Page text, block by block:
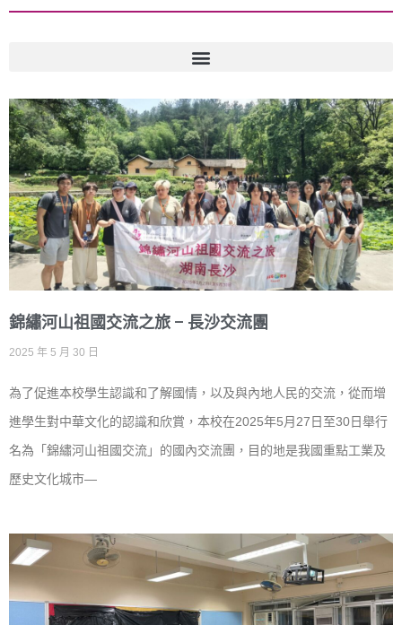
錦繡河山祖國交流之旅 – 長沙交流團
2025 年 5 月 30 日
為了促進本校學生認識和了解國情，以及與內地人民的交流，從而增
進學生對中華文化的認識和欣賞，本校在2025年5月27日至30日舉行
名為「錦繡河山祖國交流」的國內交流團，目的地是我國重點工業及
歷史文化城市—